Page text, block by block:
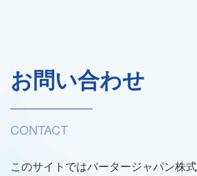
お問い合わせ
CONTACT
このサイトではバータージャパン株